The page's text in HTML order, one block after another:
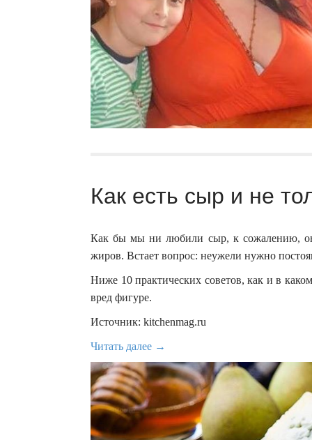
Как есть сыр и не
Как бы мы ни любили сыр, к сожалению, он
жиров. Встает вопрос: неужели нужно
Ниже 10 практических советов, как и в
вред фигуре.
Источник: kitchenmag.ru
Читать далее →